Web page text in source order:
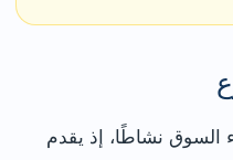
السوق نشاطًا، إذ يقدم